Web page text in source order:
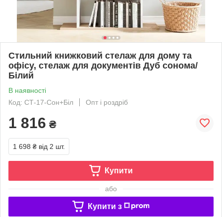
Стильний книжковий стелаж для дому та
офісу, стелаж для документів Дуб сонома/
Білий
В наявності
Код: СТ-17-Сон+Біл
Опт і роздріб
1 816 ₴
1 698 ₴ від 2 шт.
Купити
або
Купити з